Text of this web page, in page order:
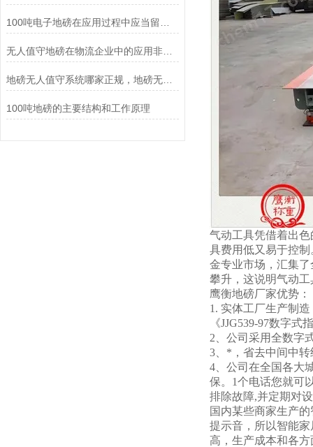
无人值守地磅在物流企业中的应用非常广泛
地磅无人值守系统哪家正规，地磅无人值守系统维修
100吨地磅的主要结构和工作原理
气动工具凭借着出
具费用低又易于控
金专业市场，汇集
攀升，这说明气动
鹰衡地磅厂家优势：
1. 实体工厂生产制
《JJG539-97数字
2、公司采用全数字
3、*，省去中间中
4、公司在全国各大
保。 1个电话您就可
排除故障,并定期对
国内某些商家生产
提示音，所以智能
高，生产成本和各